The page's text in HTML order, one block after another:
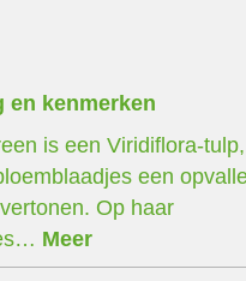
en kenmerken
is een Viridiflora-tulp,
een
Op haar
Meer